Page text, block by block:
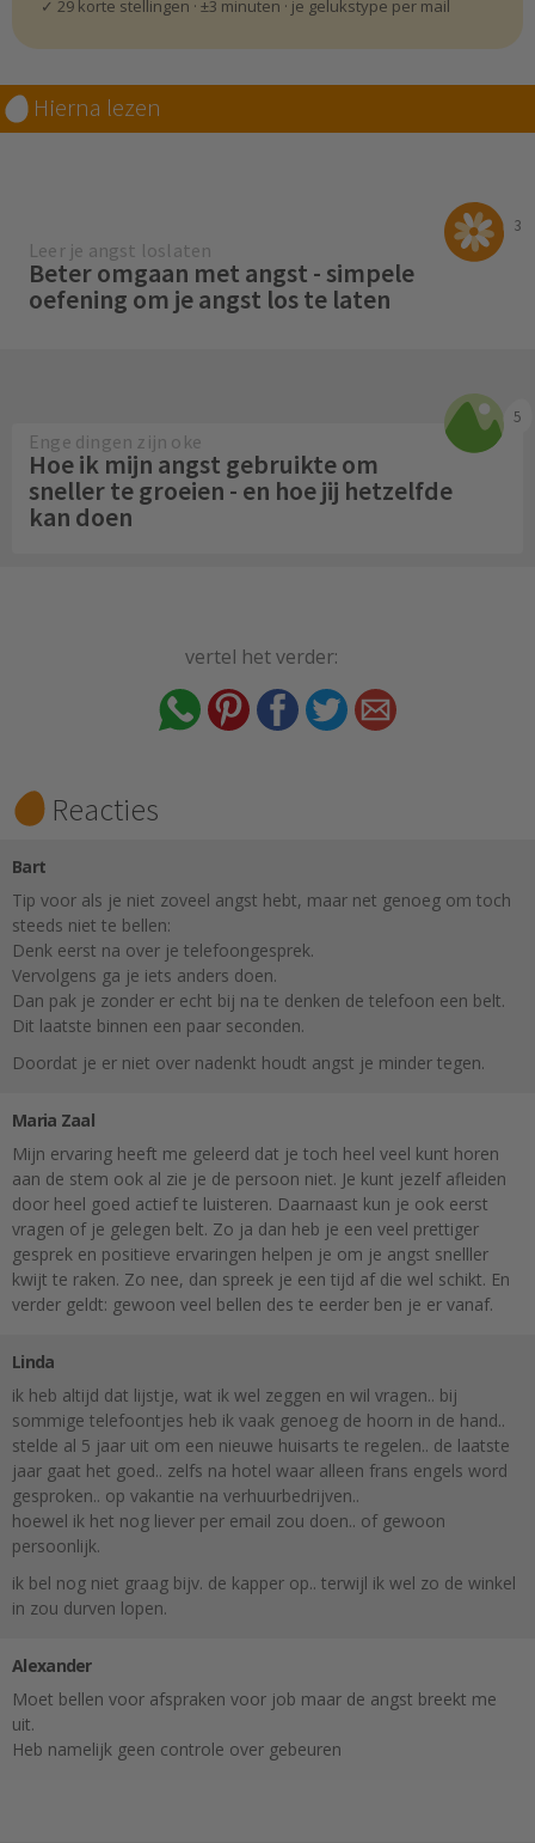
✓ 29 korte stellingen · ±3 minuten · je gelukstype per mail
Hierna lezen
3
Leer je angst loslaten
Beter omgaan met angst - simpele
oefening om je angst los te laten
5
Enge dingen zijn oke
Hoe ik mijn angst gebruikte om
sneller te groeien - en hoe jij hetzelfde
kan doen
vertel het verder:
Reacties
Bart
Tip voor als je niet zoveel angst hebt, maar net genoeg om toch
steeds niet te bellen:
Denk eerst na over je telefoongesprek.
Vervolgens ga je iets anders doen.
Dan pak je zonder er echt bij na te denken de telefoon een belt.
Dit laatste binnen een paar seconden.
Doordat je er niet over nadenkt houdt angst je minder tegen.
Maria Zaal
Mijn ervaring heeft me geleerd dat je toch heel veel kunt horen
aan de stem ook al zie je de persoon niet. Je kunt jezelf afleiden
door heel goed actief te luisteren. Daarnaast kun je ook eerst
vragen of je gelegen belt. Zo ja dan heb je een veel prettiger
gesprek en positieve ervaringen helpen je om je angst snelller
kwijt te raken. Zo nee, dan spreek je een tijd af die wel schikt. En
verder geldt: gewoon veel bellen des te eerder ben je er vanaf.
Linda
ik heb altijd dat lijstje, wat ik wel zeggen en wil vragen.. bij
sommige telefoontjes heb ik vaak genoeg de hoorn in de hand..
stelde al 5 jaar uit om een nieuwe huisarts te regelen.. de laatste
jaar gaat het goed.. zelfs na hotel waar alleen frans engels word
gesproken.. op vakantie na verhuurbedrijven..
hoewel ik het nog liever per email zou doen.. of gewoon
persoonlijk.
ik bel nog niet graag bijv. de kapper op.. terwijl ik wel zo de winkel
in zou durven lopen.
Alexander
Moet bellen voor afspraken voor job maar de angst breekt me
uit.
Heb namelijk geen controle over gebeuren